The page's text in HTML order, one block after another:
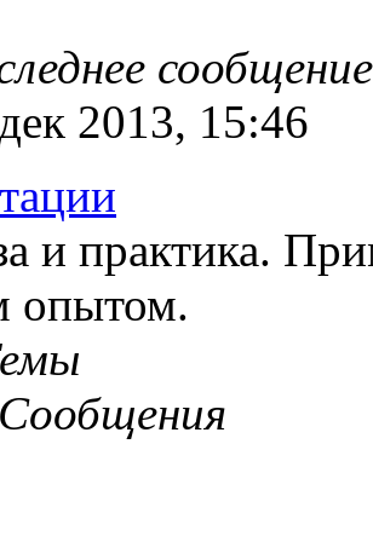
сообщение
2013, 15:46
и практика.
опытом.
Сообщения